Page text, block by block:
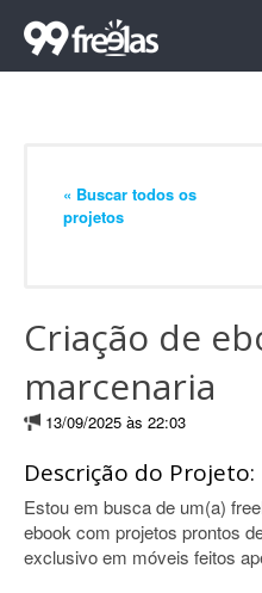
« Buscar todos os
projetos
Criação de
marcenaria
13/09/2025 às 22:03
Descrição do Projeto:
Estou em busca de um(a)
ebook com projetos prontos
exclusivo em móveis feitos